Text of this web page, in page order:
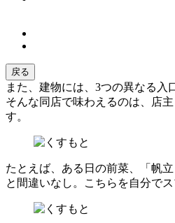
戻る
また、建物には、3つの異なる
そんな同店で味わえるのは、店
す。
たとえば、ある日の前菜、「帆
と間違いなし。こちらを自分で